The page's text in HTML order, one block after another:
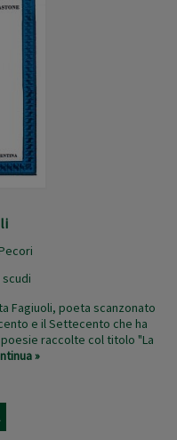
scudi
Fagiuoli, poeta scanzonato
e il Settecento che ha
raccolte col titolo "La
»